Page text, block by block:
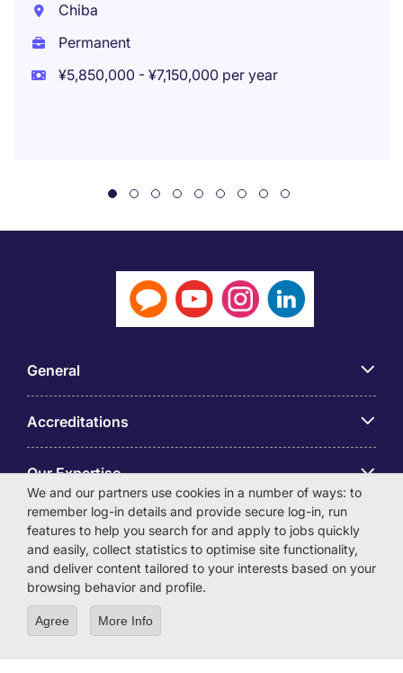
Chiba
Permanent
¥5,850,000 - ¥7,150,000 per year
General
Accreditations
Our Expertise
アプリ
Employer Centre
We and our partners use cookies in a number of ways: to
remember log-in details and provide secure log-in, run
features to help you search for and apply to jobs quickly
and easily, collect statistics to optimise site functionality,
and deliver content tailored to your interests based on your
browsing behavior and profile.
Agree More Info